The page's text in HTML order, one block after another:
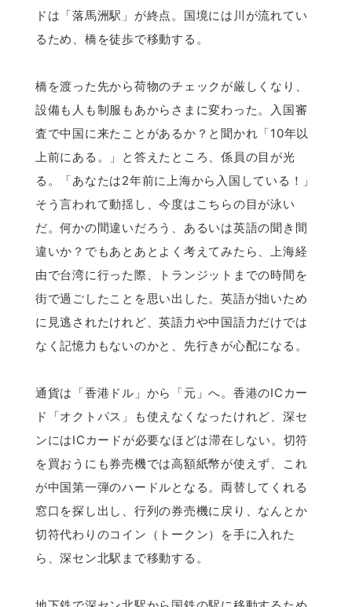
ドは「落馬洲駅」が終点。国境には川が流れてい
るため、橋を徒歩で移動する。
橋を渡った先から荷物のチェックが厳しくなり、
設備も人も制服もあからさまに変わった。入国審
査で中国に来たことがあるか？と聞かれ「10年以
上前にある。」と答えたところ、係員の目が光
る。「あなたは2年前に上海から入国している！」
そう言われて動揺し、今度はこちらの目が泳い
だ。何かの間違いだろう、あるいは英語の聞き間
違いか？でもあとあとよく考えてみたら、上海経
由で台湾に行った際、トランジットまでの時間を
街で過ごしたことを思い出した。英語が拙いため
に見逃されたけれど、英語力や中国語力だけでは
なく記憶力もないのかと、先行きが心配になる。
通貨は「香港ドル」から「元」へ。香港のICカー
ド「オクトパス」も使えなくなったけれど、深セ
ンにはICカードが必要なほどは滞在しない。切符
を買おうにも券売機では高額紙幣が使えず、これ
が中国第一弾のハードルとなる。両替してくれる
窓口を探し出し、行列の券売機に戻り、なんとか
切符代わりのコイン（トークン）を手に入れた
ら、深セン北駅まで移動する。